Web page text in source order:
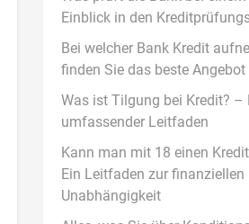
Einblick in den
Bei welcher Bank Kredit
finden Sie das beste Angebot
Was ist Tilgung bei Kredit? –
umfassender Leitfaden
Kann man mit 18 einen
Ein Leitfaden zur finanziellen
Unabhängigkeit